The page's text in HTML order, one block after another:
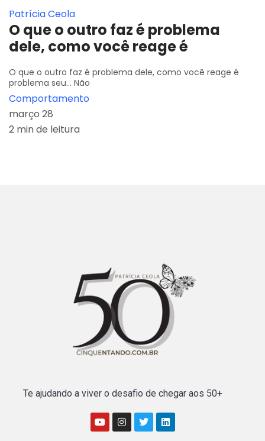
Patrícia Ceola
O que o outro faz é problema
dele, como você reage é
O que o outro faz é problema dele, como você reage é
problema seu... Não
Comportamento
março 28
2 min de leitura
Te ajudando a viver o desafio de chegar aos 50+